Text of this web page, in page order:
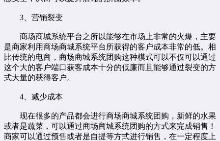
3、营销裂变
商场商城系统平台之所以能够在市场上非常的火爆，主要
是商家利用商场商城系统平台所获得的客户成本非常的低。相
比传统的电商，商场商城系统团购这种模式可以不仅可以通过
这个大的客户端口获客成本十分的低廉而且能够通过裂变的方
式大量的获得客户。
4、减少成本
现在很多的产品都会进行商场商城系统团购，新鲜的水果
或者是蔬菜，可以通过商场商城系统团购的方式来完成销售！
商家可以通过预售或者是自提等方式进行销售，在一定程度上